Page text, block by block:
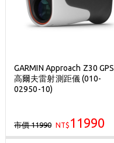
GARMIN Approach Z30 GPS
高爾夫雷射測距儀 (010-
02950-10)
市價 11990 NT$ 11990